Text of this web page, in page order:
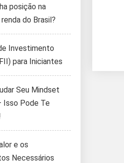
posição na
do Brasil?
Investimento
para Iniciantes
Seu Mindset
Isso Pode Te
e os
Necessários